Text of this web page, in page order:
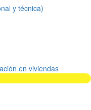
y técnica)
en viviendas